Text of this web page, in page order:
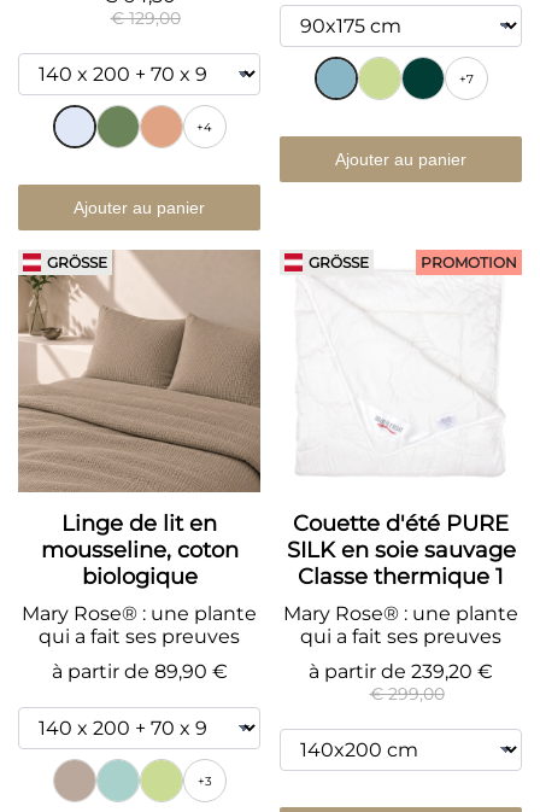
€ 129,00
+4
Ajouter au panier
+7
Ajouter au panier
GRÖSSE
Linge de lit en
mousseline, coton
biologique
Mary Rose® : une plante
qui a fait ses preuves
à partir de 89,90 €
+3
GRÖSSE
Couette d'été PURE
SILK en soie sauvage
Classe thermique 1
PROMOTION
Mary Rose® : une plante
qui a fait ses preuves
à partir de 239,20 €
€ 299,00